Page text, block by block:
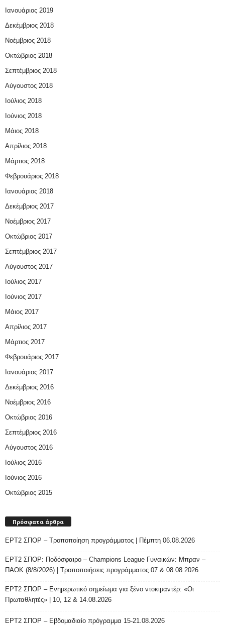
Ιανουάριος 2019
Δεκέμβριος 2018
Νοέμβριος 2018
Οκτώβριος 2018
Σεπτέμβριος 2018
Αύγουστος 2018
Ιούλιος 2018
Ιούνιος 2018
Μάιος 2018
Απρίλιος 2018
Μάρτιος 2018
Φεβρουάριος 2018
Ιανουάριος 2018
Δεκέμβριος 2017
Νοέμβριος 2017
Οκτώβριος 2017
Σεπτέμβριος 2017
Αύγουστος 2017
Ιούλιος 2017
Ιούνιος 2017
Μάιος 2017
Απρίλιος 2017
Μάρτιος 2017
Φεβρουάριος 2017
Ιανουάριος 2017
Δεκέμβριος 2016
Νοέμβριος 2016
Οκτώβριος 2016
Σεπτέμβριος 2016
Αύγουστος 2016
Ιούλιος 2016
Ιούνιος 2016
Οκτώβριος 2015
Πρόσφατα άρθρα
ΕΡΤ2 ΣΠΟΡ – Τροποποίηση προγράμματος | Πέμπτη 06.08.2026
ΕΡΤ2 ΣΠΟΡ: Ποδόσφαιρο – Champions League Γυναικών: Μπραν –
ΠΑΟΚ (8/8/2026) | Τροποποιήσεις προγράμματος 07 & 08.08.2026
ΕΡΤ2 ΣΠΟΡ – Ενημερωτικό σημείωμα για ξένο ντοκιμαντέρ: «Οι
Πρωταθλητές» | 10, 12 & 14.08.2026
ΕΡΤ2 ΣΠΟΡ – Εβδομαδιαίο πρόγραμμα 15-21.08.2026